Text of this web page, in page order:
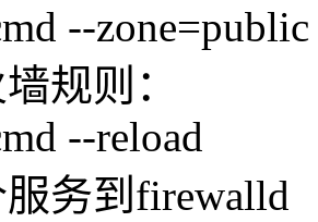
--
规则：
--reload
务到firewalld